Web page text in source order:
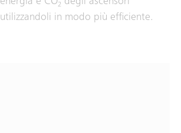
2
utilizzandoli in modo più efficiente.